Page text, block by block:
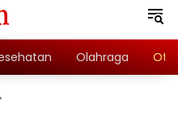
Olahraga